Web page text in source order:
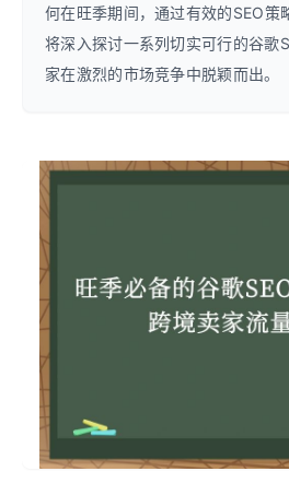
何在旺季期间，通过有效的SEO策
将深入探讨一系列切实可行的谷歌
家在激烈的市场竞争中脱颖而出。